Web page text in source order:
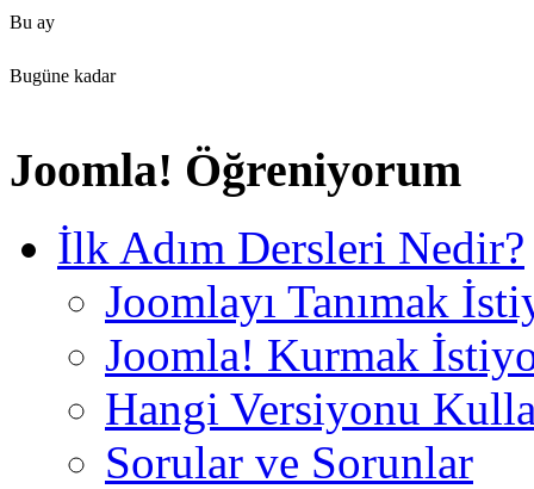
Bu ay
Bugüne kadar
Joomla! Öğreniyorum
İlk Adım Dersleri Nedir?
Joomlayı Tanımak
Joomla! Kurmak
Hangi Versiyonu
Sorular ve Sorunlar